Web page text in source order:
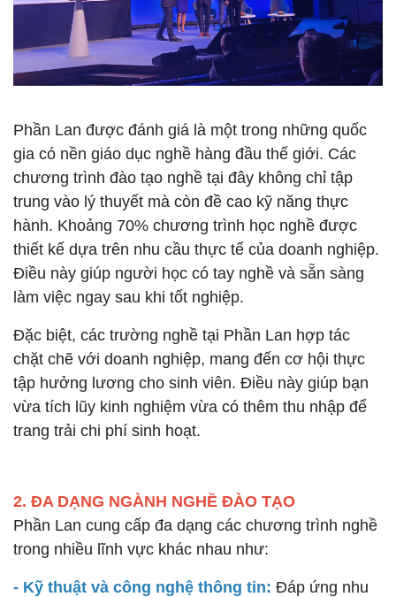
Phần Lan được đánh giá là một trong những quốc
gia có nền giáo dục nghề hàng đầu thế giới. Các
chương trình đào tạo nghề tại đây không chỉ tập
trung vào lý thuyết mà còn đề cao kỹ năng thực
hành. Khoảng 70% chương trình học nghề được
thiết kế dựa trên nhu cầu thực tế của doanh nghiệp.
Điều này giúp người học có tay nghề và sẵn sàng
làm việc ngay sau khi tốt nghiệp.
Đặc biệt, các trường nghề tại Phần Lan hợp tác
chặt chẽ với doanh nghiệp, mang đến cơ hội thực
tập hưởng lương cho sinh viên. Điều này giúp bạn
vừa tích lũy kinh nghiệm vừa có thêm thu nhập để
trang trải chi phí sinh hoạt.
2. ĐA DẠNG NGÀNH NGHỀ ĐÀO TẠO
Phần Lan cung cấp đa dạng các chương trình nghề
trong nhiều lĩnh vực khác nhau như:
- Kỹ thuật và công nghệ thông tin: Đáp ứng nhu